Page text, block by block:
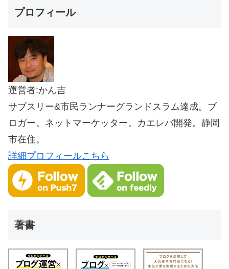
プロフィール
運営者:かん吉
サブスリー&市民ランナーグランドスラム達成。ブ
ロガー。ネットマーケッター。カエレバ開発。静岡
市在住。
詳細プロフィールこちら
著書